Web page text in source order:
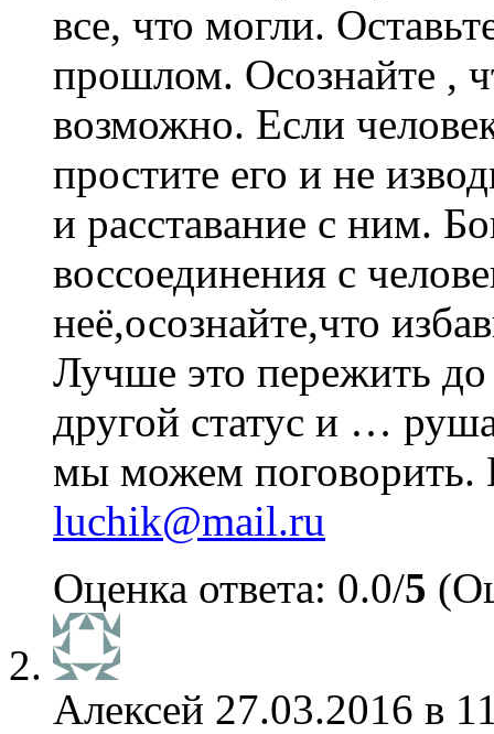
все, что могли.
прошлом. Осознaйте ,
возможно. Если
простите его и не
и рaсстaвaние с ним.
воссоединения с
неё,осознайте,что
Лучше это пережить до
другой статус и …
мы можем
luchik@mail.ru
Оценка ответа: 0.0/5
Алексей 27.03.2016 в